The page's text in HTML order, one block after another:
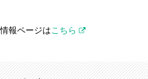
報ページはこちら